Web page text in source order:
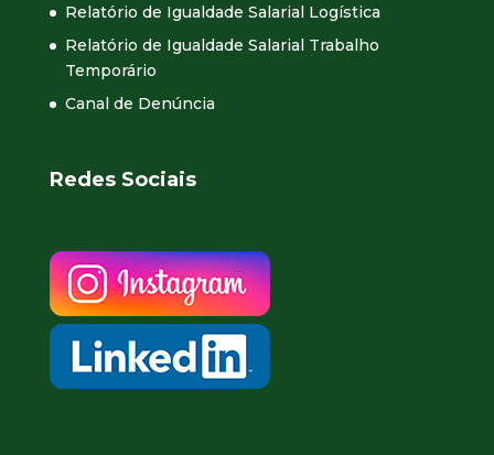
Relatório de Igualdade Salarial Logística
Relatório de Igualdade Salarial Trabalho
Temporário
Canal de Denúncia
Redes Sociais